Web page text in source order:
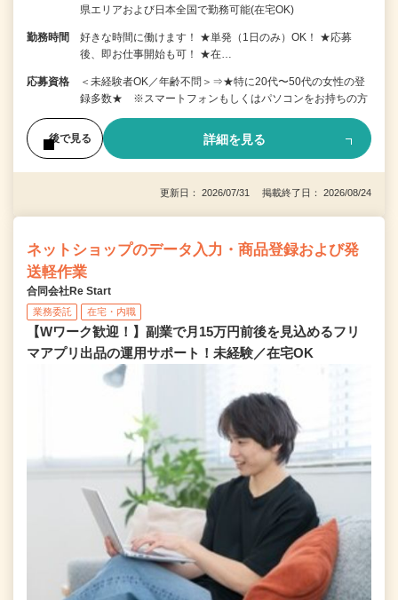
県エリアおよび日本全国で勤務可能(在宅OK)
勤務時間
好きな時間に働けます！ ★単発（1日のみ）OK！ ★応募
後、即お仕事開始も可！ ★在…
応募資格
＜未経験者OK／年齢不問＞⇒★特に20代〜50代の女性の登
録多数★ ※スマートフォンもしくはパソコンをお持ちの方
後で見る 詳細を見る
更新日： 2026/07/31 掲載終了日： 2026/08/24
ネットショップのデータ入力・商品登録および発
送軽作業
合同会社Re Start
業務委託 在宅・内職
【Wワーク歓迎！】副業で月15万円前後を見込めるフリ
マアプリ出品の運用サポート！未経験／在宅OK